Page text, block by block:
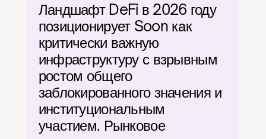
Ландшафт DeFi в 2026 году
позиционирует Soon как
критически важную
инфраструктуру с взрывным
ростом общего
заблокированного значения и
институциональным
участием. Рынковое